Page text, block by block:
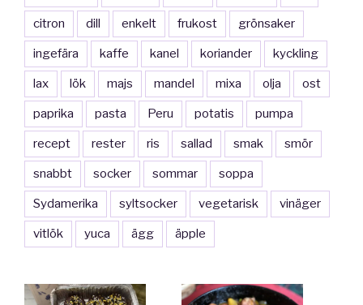
citron dill enkelt frukost grönsaker
ingefära kaffe kanel koriander kyckling
lax lök majs mandel mixa olja ost
paprika pasta Peru potatis pumpa
recept rester ris sallad smak smör
snabbt socker sommar soppa
Sydamerika syltsocker vegetarisk vinäger
vitlök yuca ägg äpple